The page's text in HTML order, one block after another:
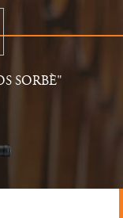
Actualités
SORBÈ"